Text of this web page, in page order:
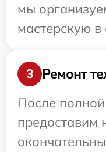
мы
мастерскую в
3
Ремонт
После
предоставим